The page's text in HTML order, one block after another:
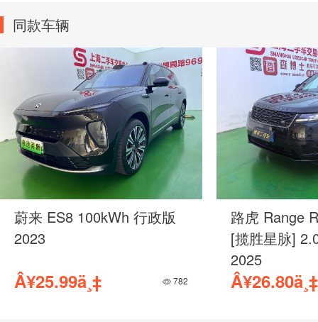
同款车辆
蔚来 ES8 100kWh 行政版
2023
Â¥25.99ä¸‡ 782
路虎 Range
[揽胜星脉]
2025
Â¥26.80ä¸‡